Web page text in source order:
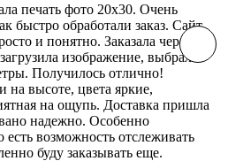
печать фото 20х30. Очень
быстро обработали заказ. Сайт
и понятно. Заказала через
изображение, выбрала
Получилось отлично!
на высоте, цвета яркие,
на ощупь. Доставка пришла
надежно. Особенно
есть возможность отслеживать
буду заказывать еще.